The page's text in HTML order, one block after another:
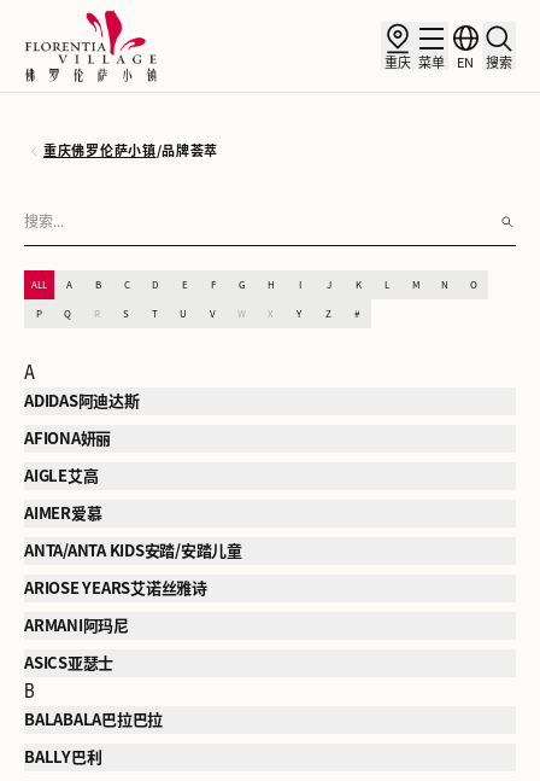
重庆 菜单 EN 搜索
重庆佛罗伦萨小镇/品牌荟萃
ALL A B C D E F G H K M N O
P Q R S T U V W X Y Z #
A
ADIDAS阿迪达斯
AFIONA妍丽
AIGLE艾高
AIMER爱慕
ANTA/ANTA KIDS安踏/安踏儿童
ARIOSE YEARS艾诺丝雅诗
ARMANI阿玛尼
ASICS亚瑟士
B
BALABALA巴拉巴拉
BALLY巴利